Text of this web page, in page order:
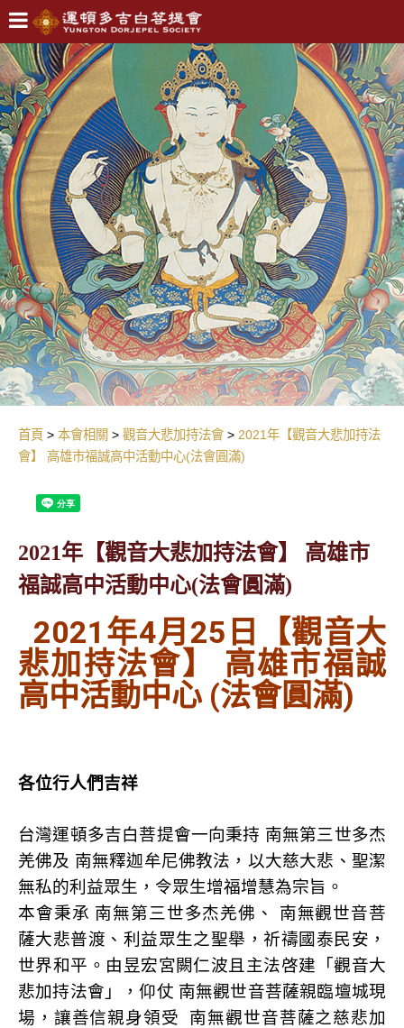
首頁 本會相關 觀音大悲加持法會
2021年【觀音大悲加持法
會】 高雄市福誠高中活動中心(法會圓滿)
2021年【觀音大悲加持法會】 高雄市
福誠高中活動中心(法會圓滿)
2021年4月25日【觀音大
悲加持法會】 高雄市福誠
高中活動中心 (法會圓滿)
各位行人們吉祥
台灣運頓多吉白菩提會一向秉持 南無第三世多杰
羌佛及 南無釋迦牟尼佛教法，以大慈大悲、聖潔
無私的利益眾生，令眾生增福增慧為宗旨。
本會秉承 南無第三世多杰羌佛、
南無觀世音菩
薩大悲普渡、利益眾生之聖舉，祈禱國泰民安，
世界和平。由昱宏宮闕仁波且主法啓建「觀音大
悲加持法會」，仰仗 南無觀世音菩薩親臨壇城現
場，讓善信親身領受
南無觀世音菩薩之慈悲加